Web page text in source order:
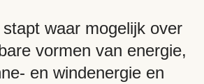
waar mogelijk over
vormen van energie,
en windenergie en